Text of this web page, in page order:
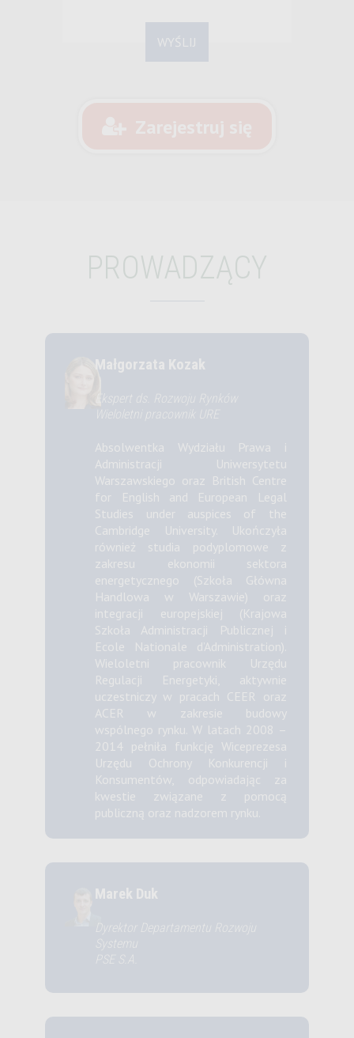
PROWADZĄCY
Małgorzata Kozak
Ekspert ds. Rozwoju Rynków
Wieloletni pracownik URE
Absolwentka Wydziału Prawa i
Administracji Uniwersytetu
Warszawskiego oraz British Centre
for English and European Legal
Studies under auspices of the
Cambridge University. Ukończyła
również studia podyplomowe z
zakresu ekonomii sektora
energetycznego (Szkoła Główna
Handlowa w Warszawie) oraz
integracji europejskiej (Krajowa
Szkoła Administracji Publicznej i
Ecole Nationale d’Administration).
Wieloletni pracownik Urzędu
Regulacji Energetyki, aktywnie
uczestniczy w pracach CEER oraz
ACER w zakresie budowy
wspólnego rynku. W latach 2008 –
2014 pełniła funkcję Wiceprezesa
Urzędu Ochrony Konkurencji i
Konsumentów, odpowiadając za
kwestie związane z pomocą
publiczną oraz nadzorem rynku.
Marek Duk
Dyrektor Departamentu Rozwoju
Systemu
PSE S.A.